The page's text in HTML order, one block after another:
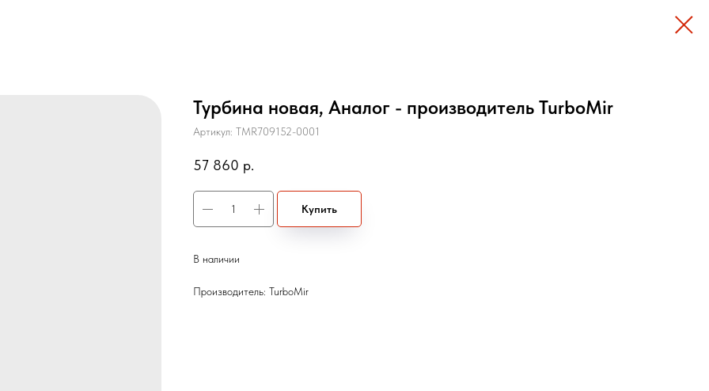
Турбина новая, Аналог - производитель TurboMir
Артикул: TMR709152-0001
57 860 р.
Купить
В наличии
Производитель: TurboMir